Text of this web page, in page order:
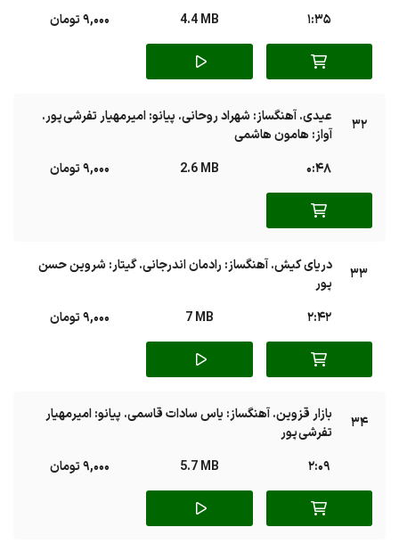
1:35
4.4 MB 9,000 تومان
32
عیدی. آهنگساز: شهراد روحانی. پیانو: امیرمهیار تفرشی پور.
آواز: هامون هاشمی
0:48
2.6 MB 9,000 تومان
33
دریای کیش. آهنگساز: رادمان اندرجانی. گیتار: شروین حسن
پور
2:42
7 MB 9,000 تومان
34
بازار قزوین. آهنگساز: یاس سادات قاسمی. پیانو: امیرمهیار
تفرشی پور
2:09
5.7 MB 9,000 تومان